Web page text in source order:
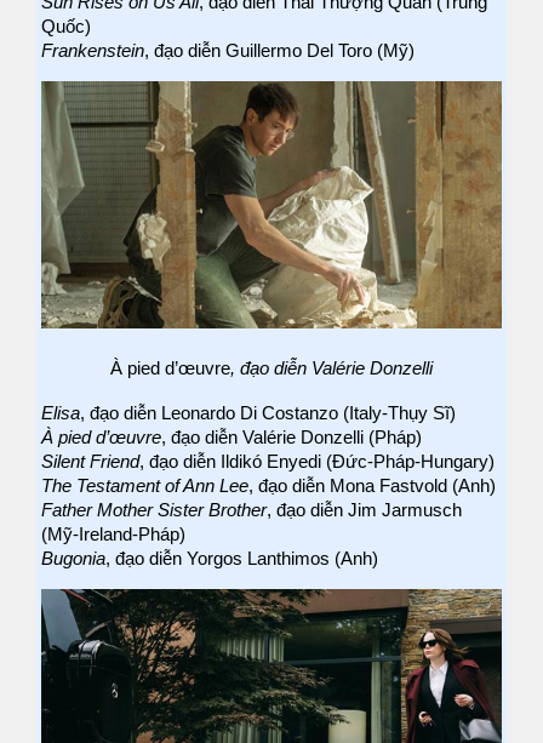
Quốc)
Frankenstein, đạo diễn Guillermo Del Toro (Mỹ)
À pied d’œuvre, đạo diễn Valérie Donzelli
Elisa, đạo diễn Leonardo Di Costanzo (Italy-Thụy Sĩ)
À pied d’œuvre, đạo diễn Valérie Donzelli (Pháp)
Silent Friend, đạo diễn Ildikó Enyedi (Đức-Pháp-Hungary)
The Testament of Ann Lee, đạo diễn Mona Fastvold (Anh)
Father Mother Sister Brother, đạo diễn Jim Jarmusch
(Mỹ-Ireland-Pháp)
Bugonia, đạo diễn Yorgos Lanthimos (Anh)